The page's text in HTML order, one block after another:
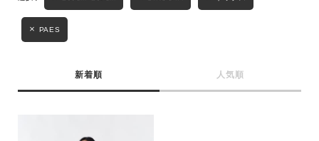
カテゴリ
PAES
新着順 人気順